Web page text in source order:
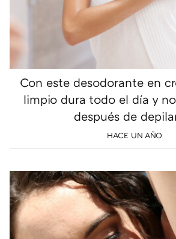
Con este desodorante en
limpio dura todo el día y
después de
HACE UN AÑO